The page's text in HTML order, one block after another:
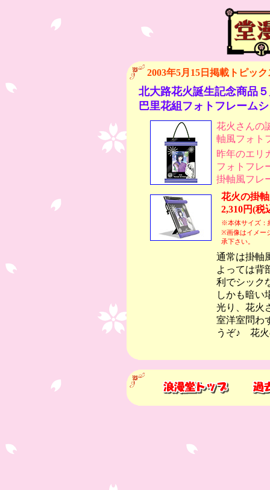
2003年5月15日掲載トピック
北大路花火誕生記念商品
巴里花組フォトフレーム
花火さんの
軸風フォト
昨年のエリ
フォトフレ
掛軸風フレ
花火の掛
2,310円(税
※本体サイズ：
※画像はイメー
承下さい。
通常は掛軸
よっては背
利でシック
しかも暗い
光り、花火
室洋室問わ
うぞ♪ 花火